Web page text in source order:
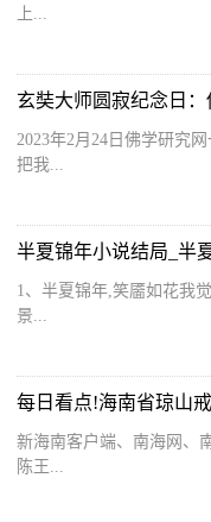
上...
玄奘大师圆寂纪念日
2023年2月24日佛学研究
把我...
半夏锦年小说结局_半
1、半夏锦年,笑靥如花我
景...
每日看点!海南省琼山
新海南客户端、南海网、
陈王...